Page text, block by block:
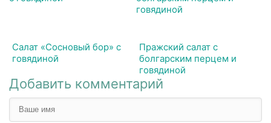
Салат «Сосновый бор» с
говядиной
Пражский салат с
болгарским перцем и
говядиной
Добавить комментарий